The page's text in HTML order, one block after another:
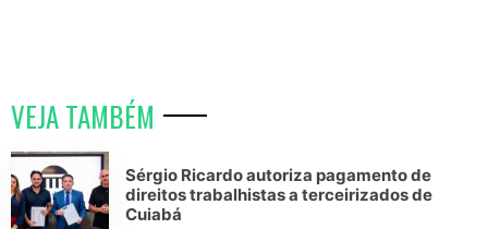
VEJA TAMBÉM
Sérgio Ricardo autoriza pagamento de
direitos trabalhistas a terceirizados de
Cuiabá